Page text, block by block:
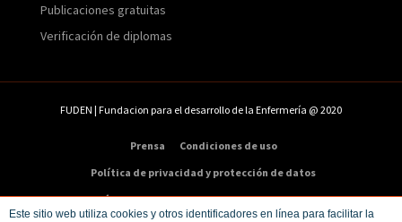
Este sitio web utiliza cookies y otros identificadores en línea para facilitar la
Publicaciones gratuitas
Verificación de diplomas
FUDEN | Fundacion para el desarrollo de la Enfermería @ 2020
Prensa
Condiciones de uso
Política de privacidad y protección de datos
Política de cookies
Condiciones de compra